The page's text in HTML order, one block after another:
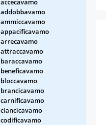
addobbavamo
ammiccavamo
appacificavamo
arrecavamo
attraccavamo
baraccavamo
beneficavamo
bloccavamo
brancicavamo
carnificavamo
ciancicavamo
codificavamo